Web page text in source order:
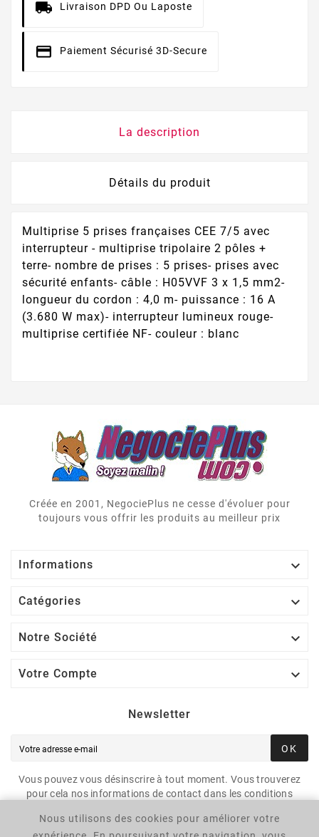
Livraison DPD Ou Laposte
Paiement Sécurisé 3D-Secure
La description
Détails du produit
Multiprise 5 prises françaises CEE 7/5 avec
interrupteur - multiprise tripolaire 2 pôles +
terre- nombre de prises : 5 prises- prises avec
sécurité enfants- câble : H05VVF 3 x 1,5 mm2-
longueur du cordon : 4,0 m- puissance : 16 A
(3.680 W max)- interrupteur lumineux rouge-
multiprise certifiée NF- couleur : blanc
Créée en 2001, NegociePlus ne cesse d'évoluer pour
toujours vous offrir les produits au meilleur prix
Informations 
Catégories 
Notre Société 
Votre Compte 
Newsletter
OK
Vous pouvez vous désinscrire à tout moment. Vous trouverez
pour cela nos informations de contact dans les conditions
Nous utilisons des cookies pour améliorer votre